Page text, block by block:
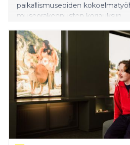
paikallismuseoiden
museorakennusten korjauksiin.